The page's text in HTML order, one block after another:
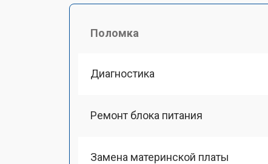
Поломка
Диагностика
Ремонт блока питания
Замена материнской платы